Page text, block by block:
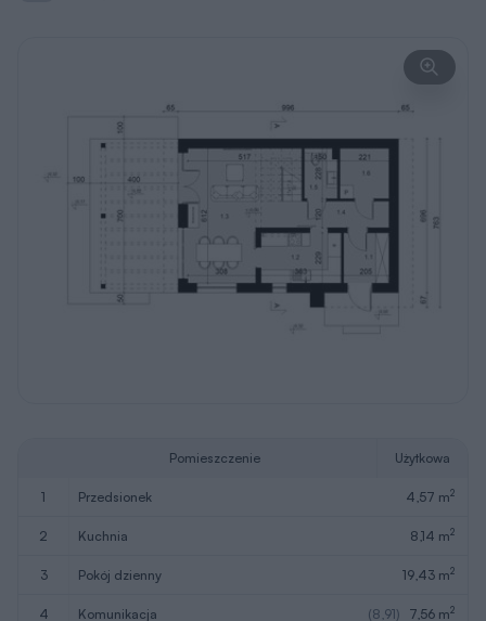
Pomieszczenie Użytkowa
1 przedsionek 4,57 m2
2 kuchnia 8,14 m2
3 pokój dzienny 19,43 m2
4 komunikacja (8,91) 7,56 m2